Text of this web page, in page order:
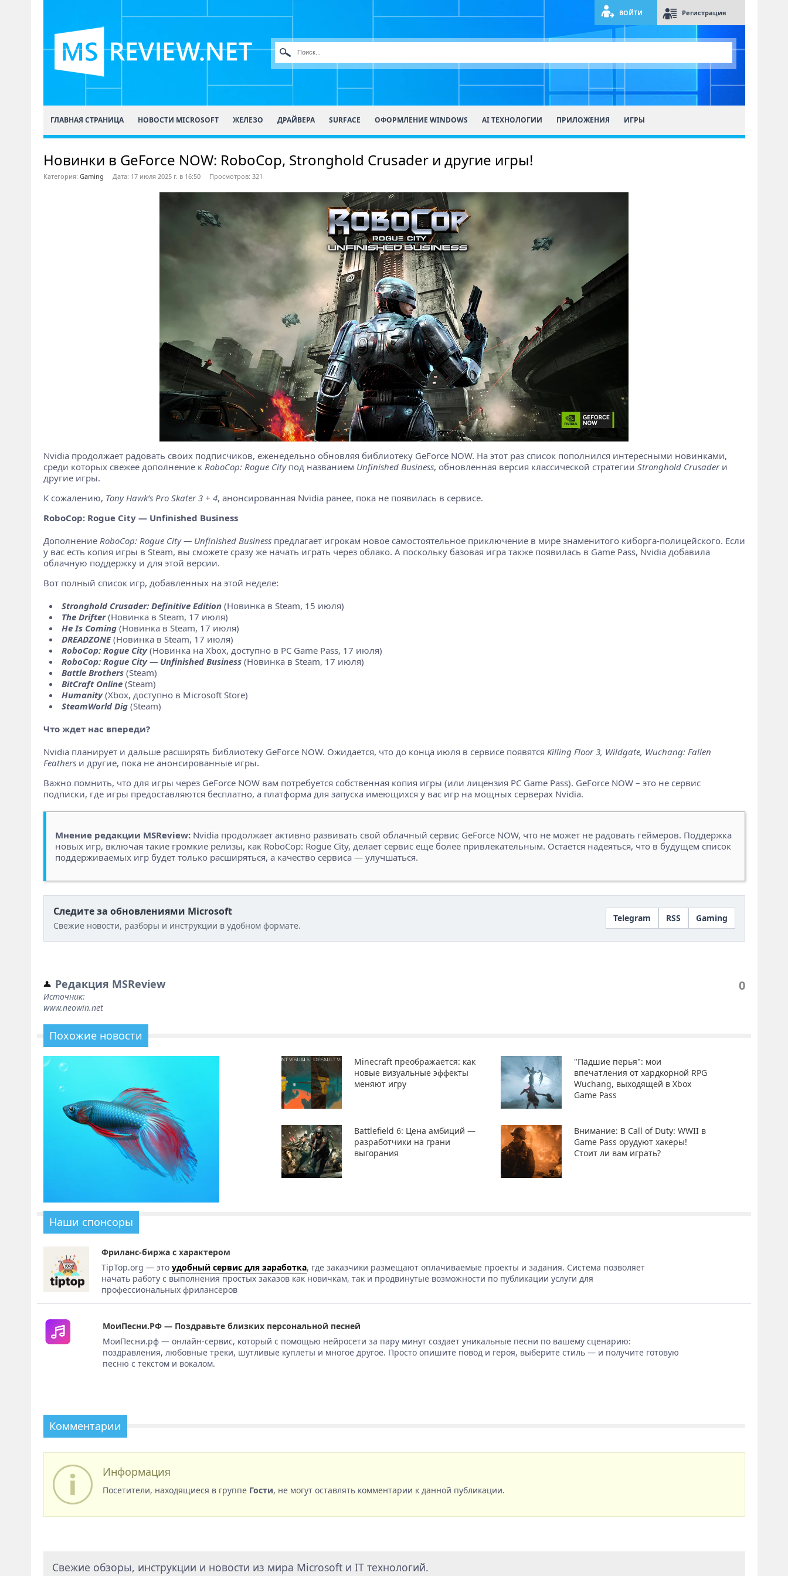
ВОЙТИ Регистрация
ГЛАВНАЯ СТРАНИЦА НОВОСТИ MICROSOFT ЖЕЛЕЗО ДРАЙВЕРА SURFACE ОФОРМЛЕНИЕ WINDOWS AI ТЕХНОЛОГИИ ПРИЛОЖЕНИЯ ИГРЫ
Новинки в GeForce NOW: RoboCop, Stronghold Crusader и другие игры!
Категория: Gaming Дата: 17 июля 2025 г. в 16:50 Просмотров: 321
Nvidia продолжает радовать своих подписчиков, еженедельно обновляя библиотеку GeForce NOW. На этот раз список пополнился интересными новинками,
среди которых свежее дополнение к RoboCop: Rogue Cityпод названием Unfinished Business, обновленная версия классической стратегии Stronghold Crusaderи
другие игры.
К сожалению, Tony Hawk’s Pro Skater 3 + 4, анонсированная Nvidia ранее, пока не появилась в сервисе.
RoboCop: Rogue City — Unfinished Business
Дополнение RoboCop: Rogue City — Unfinished Businessпредлагает игрокам новое самостоятельное приключение в мире знаменитого киборга-полицейского. Если
у вас есть копия игры в Steam, вы сможете сразу же начать играть через облако. А поскольку базовая игра также появилась в Game Pass, Nvidia добавила
облачную поддержку и для этой версии.
Вот полный список игр, добавленных на этой неделе:
Stronghold Crusader: Definitive Edition(Новинка в Steam, 15 июля)
The Drifter(Новинка в Steam, 17 июля)
He Is Coming(Новинка в Steam, 17 июля)
DREADZONE(Новинка в Steam, 17 июля)
RoboCop: Rogue City(Новинка на Xbox, доступно в PC Game Pass, 17 июля)
RoboCop: Rogue City — Unfinished Business(Новинка в Steam, 17 июля)
Battle Brothers(Steam)
BitCraft Online(Steam)
Humanity(Xbox, доступно в Microsoft Store)
SteamWorld Dig(Steam)
Что ждет нас впереди?
Nvidia планирует и дальше расширять библиотеку GeForce NOW. Ожидается, что до конца июля в сервисе появятся Killing Floor 3, Wildgate, Wuchang: Fallen
Feathersи другие, пока не анонсированные игры.
Важно помнить, что для игры через GeForce NOW вам потребуется собственная копия игры (или лицензия PC Game Pass). GeForce NOW – это не сервис
подписки, где игры предоставляются бесплатно, а платформа для запуска имеющихся у вас игр на мощных серверах Nvidia.
Мнение редакции MSReview:Nvidia продолжает активно развивать свой облачный сервис GeForce NOW, что не может не радовать геймеров. Поддержка
новых игр, включая такие громкие релизы, как RoboCop: Rogue City, делает сервис еще более привлекательным. Остается надеяться, что в будущем список
поддерживаемых игр будет только расширяться, а качество сервиса — улучшаться.
Следите за обновлениями Microsoft
Свежие новости, разборы и инструкции в удобном формате.
Telegram RSS Gaming
Редакция MSReview
Источник:
www.neowin.net
0
Похожие новости
Minecraft преображается: как
новые визуальные эффекты
меняют игру
"Падшие перья": мои
впечатления от хардкорной RPG
Wuchang, выходящей в Xbox
Game Pass
Battlefield 6: Цена амбиций —
разработчики на грани
выгорания
Внимание: В Call of Duty: WWII в
Game Pass орудуют хакеры!
Стоит ли вам играть?
Наши спонсоры
Фриланс-биржа с характером
TipTop.org — этоудобный сервис для заработка, где заказчики размещают оплачиваемые проекты и задания. Система позволяет
начать работу с выполнения простых заказов как новичкам, так и продвинутые возможности по публикации услуги для
профессиональных фрилансеров
МоиПесни.РФ — Поздравьте близких персональной песней
МоиПесни.рф — онлайн-сервис, который с помощью нейросети за пару минут создает уникальные песни по вашему сценарию:
поздравления, любовные треки, шутливые куплеты и многое другое. Просто опишите повод и героя, выберите стиль — и получите готовую
песню с текстом и вокалом.
Комментарии
Информация
Посетители, находящиеся в группе Гости, не могут оставлять комментарии к данной публикации.
Свежие обзоры, инструкции и новости из мира Microsoft и IT технологий.